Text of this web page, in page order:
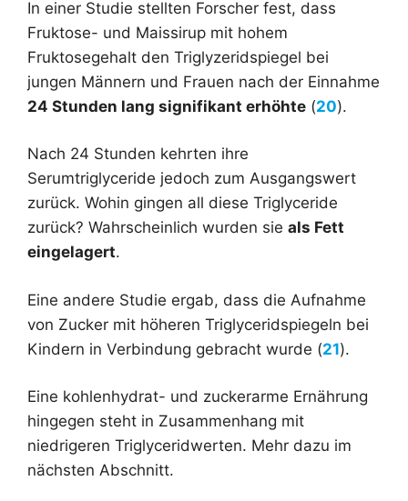
In einer Studie stellten Forscher fest, dass
Fruktose- und Maissirup mit hohem
Fruktosegehalt den Triglyzeridspiegel bei
jungen Männern und Frauen nach der Einnahme
24 Stunden lang signifikant erhöhte (20).
Nach 24 Stunden kehrten ihre
Serumtriglyceride jedoch zum Ausgangswert
zurück. Wohin gingen all diese Triglyceride
zurück? Wahrscheinlich wurden sie als Fett
eingelagert.
Eine andere Studie ergab, dass die Aufnahme
von Zucker mit höheren Triglyceridspiegeln bei
Kindern in Verbindung gebracht wurde (21).
Eine kohlenhydrat- und zuckerarme Ernährung
hingegen steht in Zusammenhang mit
niedrigeren Triglyceridwerten. Mehr dazu im
nächsten Abschnitt.